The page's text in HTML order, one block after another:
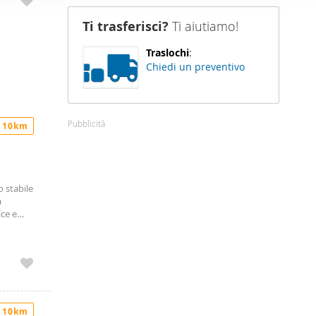
sito
stabile
e
Ti trasferisci? Ti aiutiamo!
Traslochi:
Chiedi un preventivo
Pubblicità